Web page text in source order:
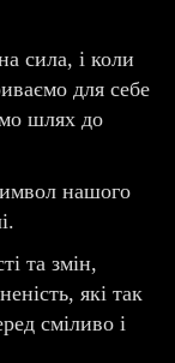
сила, і коли
для себе
шлях до
нашого
та змін,
які так
сміливо і